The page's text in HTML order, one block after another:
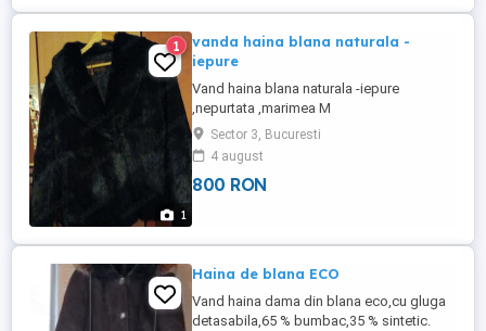
1
1
vanda haina blana naturala -
iepure
Vand haina blana naturala -iepure
,nepurtata ,marimea M
Sector 3, Bucuresti
4 august
800 RON
Haina de blana ECO
Vand haina dama din blana eco,cu gluga
detasabila,65 % bumbac,35 % sintetic.